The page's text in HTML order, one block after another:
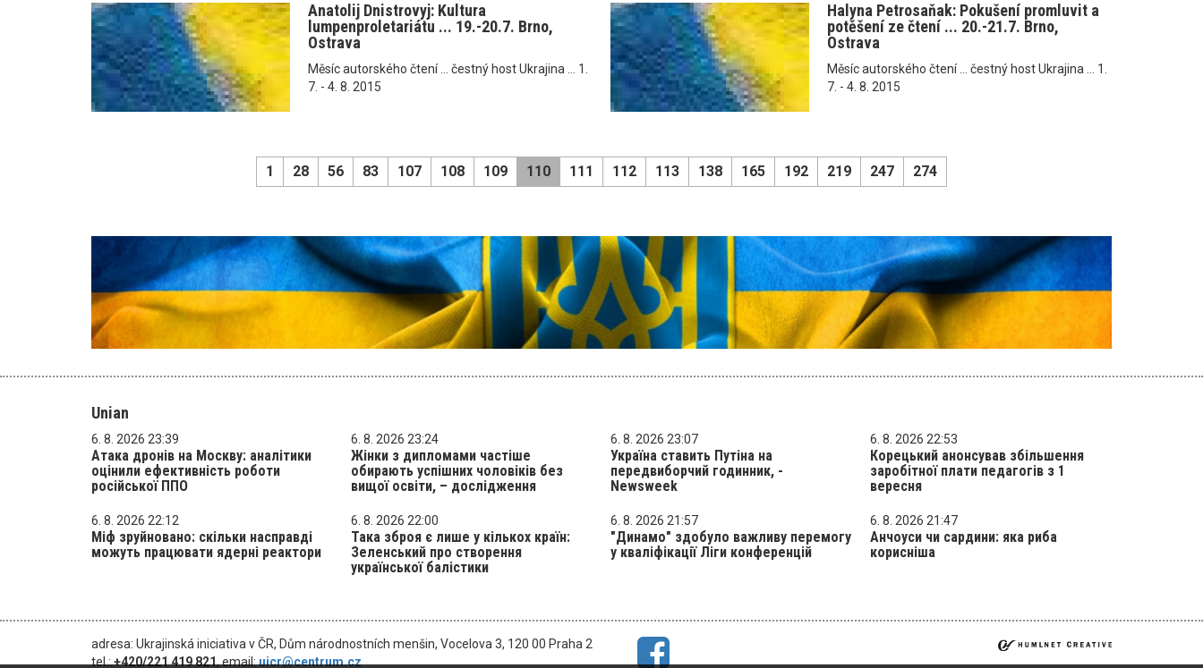
Anatolij Dnistrovyj: Kultura
lumpenproletariátu ... 19.-20.7. Brno,
Ostrava
Měsíc autorského čtení ... čestný host Ukrajina ... 1.
7. - 4. 8. 2015
Halyna Petrosaňak: Pokušení promluvit a
potěšení ze čtení ... 20.-21.7. Brno,
Ostrava
Měsíc autorského čtení ... čestný host Ukrajina ... 1.
7. - 4. 8. 2015
1 28 56 83 107 108 109 110 111 112 113 138 165 192 219 247 274
Unian
6. 8. 2026 23:39
Атака дронів на Москву: аналітики
оцінили ефективність роботи
російської ППО
6. 8. 2026 23:24
Жінки з дипломами частіше
обирають успішних чоловіків без
вищої освіти, – дослідження
6. 8. 2026 23:07
Україна ставить Путіна на
передвиборчий годинник, -
Newsweek
6. 8. 2026 22:53
Корецький анонсував збільшення
заробітної плати педагогів з 1
вересня
6. 8. 2026 22:12
Міф зруйновано: скільки насправді
можуть працювати ядерні реактори
6. 8. 2026 22:00
Така зброя є лише у кількох країн:
Зеленський про створення
української балістики
6. 8. 2026 21:57
"Динамо" здобуло важливу перемогу
у кваліфікації Ліги конференцій
6. 8. 2026 21:47
Анчоуси чи сардини: яка риба
корисніша
adresa: Ukrajinská iniciativa v ČR, Dům národnostních menšin, Vocelova 3, 120 00 Praha 2
tel.:+420/221 419 821, email:uicr@centrum.cz